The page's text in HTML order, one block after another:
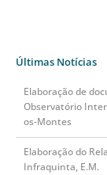
Últimas Notícias
Elaboração de
Observatório
os-Montes
Elaboração do
Infraquinta, E.M.